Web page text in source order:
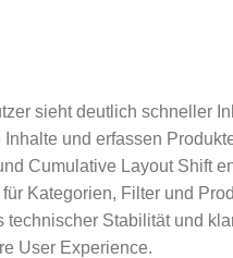
sieht deutlich schneller
und erfassen
Cumulative Layout Shift
Kategorien, Filter und
Stabilität und
User Experience.